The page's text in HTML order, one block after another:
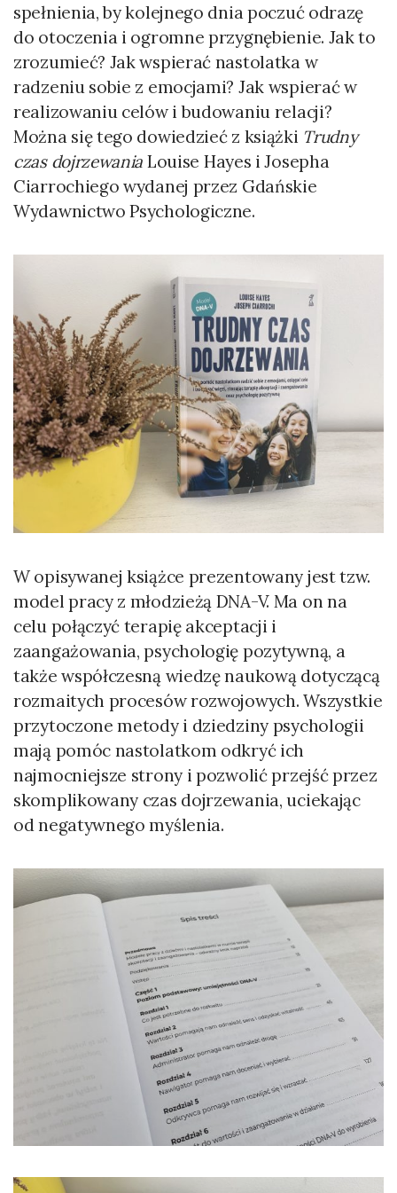
spełnienia, by kolejnego dnia poczuć odrazę
do otoczenia i ogromne przygnębienie. Jak to
zrozumieć? Jak wspierać nastolatka w
radzeniu sobie z emocjami? Jak wspierać w
realizowaniu celów i budowaniu relacji?
Można się tego dowiedzieć z książki Trudny
czas dojrzewania Louise Hayes i Josepha
Ciarrochiego wydanej przez Gdańskie
Wydawnictwo Psychologiczne.
W opisywanej książce prezentowany jest tzw.
model pracy z młodzieżą DNA-V. Ma on na
celu połączyć terapię akceptacji i
zaangażowania, psychologię pozytywną, a
także współczesną wiedzę naukową dotyczącą
rozmaitych procesów rozwojowych. Wszystkie
przytoczone metody i dziedziny psychologii
mają pomóc nastolatkom odkryć ich
najmocniejsze strony i pozwolić przejść przez
skomplikowany czas dojrzewania, uciekając
od negatywnego myślenia.